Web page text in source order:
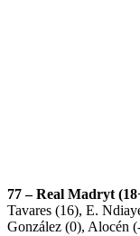
77 – Real Madryt
Tavares (16), E.
González (0), Alocén